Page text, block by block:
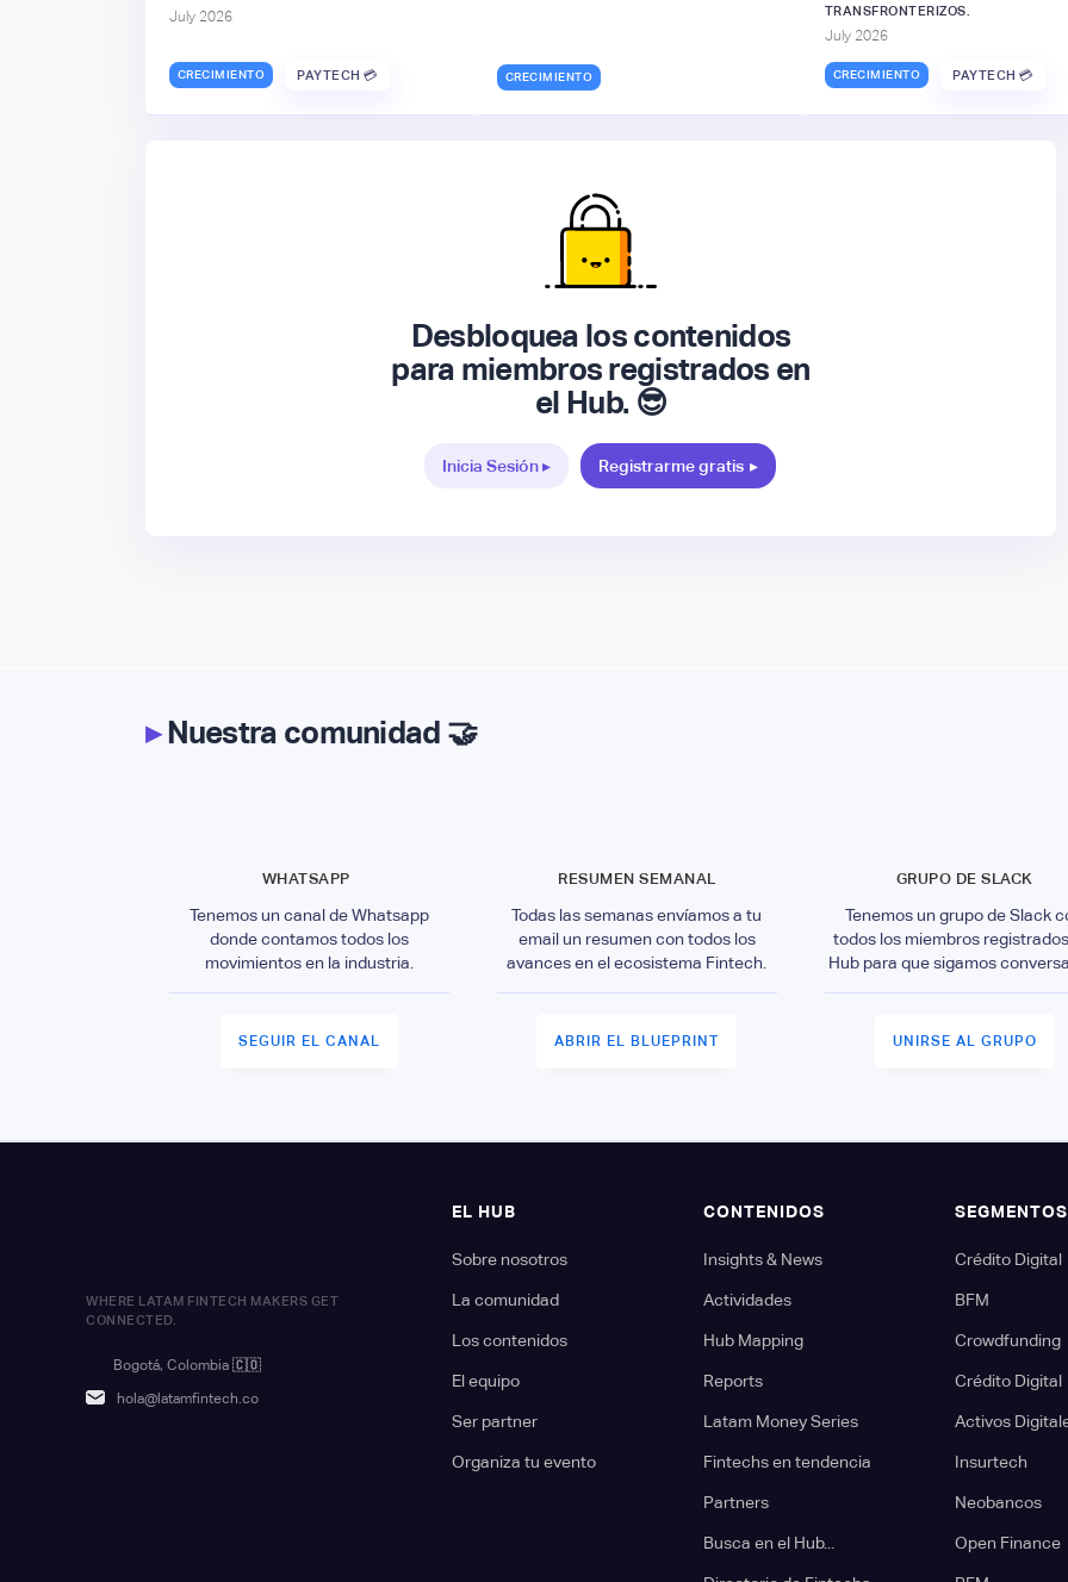
July 2026
CRECIMIENTO PAYTECH 💳 CRECIMIENTO
TRANSFRONTERIZOS.
July 2026
CRECIMIENTO PAYTECH 💳
Desbloquea los contenidos
para miembros registrados en
el Hub. 😎
Inicia Sesión ▸ Registrarme gratis ▸
▸Nuestra comunidad 🤝
WHATSAPP
Tenemos un canal de Whatsapp
donde contamos todos los
movimientos en la industria.
SEGUIR EL CANAL
RESUMEN SEMANAL
Todas las semanas envíamos a tu
email un resumen con todos los
avances en el ecosistema Fintech.
ABRIR EL BLUEPRINT
GRUPO DE SLACK
Tenemos un grupo de Slack
todos los miembros
Hub para que sigamos
UNIRSE AL GRUPO
WHERE LATAM FINTECH MAKERS GET
CONNECTED.
Bogotá, Colombia 🇨🇴
hola@latamfintech.co
EL HUB
Sobre nosotros
La comunidad
Los contenidos
El equipo
Ser partner
Organiza tu evento
CONTENIDOS
Insights & News
Actividades
Hub Mapping
Reports
Latam Money Series
Fintechs en tendencia
Partners
Busca en el Hub...
SEGMENTOS
Crédito Digital
BFM
Crowdfunding
Crédito Digital
Activos
Insurtech
Neobancos
Open Finance